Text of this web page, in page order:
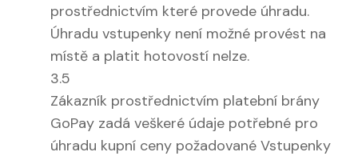
prostřednictvím které provede úhradu.
Úhradu vstupenky není možné provést na
místě a platit hotovostí nelze.
3.5
Zákazník prostřednictvím platební brány
GoPay zadá veškeré údaje potřebné pro
úhradu kupní ceny požadované Vstupenky